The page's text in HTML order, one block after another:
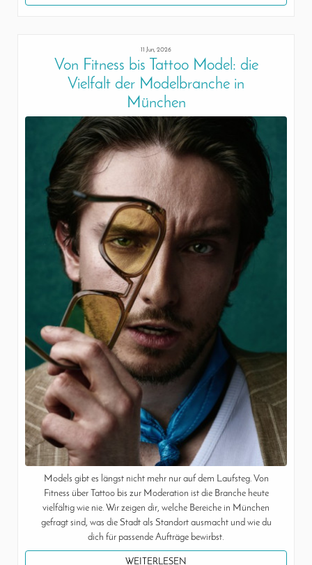
11 Jun, 2026
Von Fitness bis Tattoo Model: die
Vielfalt der Modelbranche in
München
Models gibt es längst nicht mehr nur auf dem Laufsteg. Von
Fitness über Tattoo bis zur Moderation ist die Branche heute
vielfältig wie nie. Wir zeigen dir, welche Bereiche in München
gefragt sind, was die Stadt als Standort ausmacht und wie du
dich für passende Aufträge bewirbst.
WEITERLESEN